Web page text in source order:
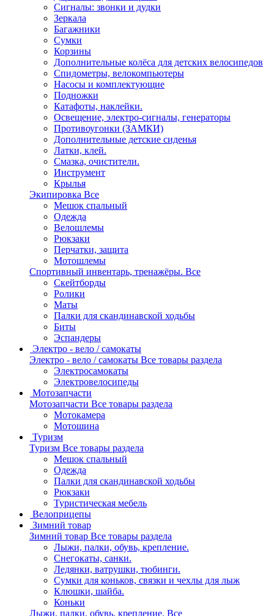
Сигналы: звонки и дудки
Зеркала
Багажники
Сумки
Корзины
Дополнительные колёса для детских велосипедов
Спидометры, велокомпьютеры
Насосы и комплектующие
Подножки
Катафоты, наклейки.
Освещение, электро-сигналы, генераторы
Противоугонки (ЗАМКИ)
Дополнительные детские сиденья
Латки, клей.
Смазка, очистители.
Инструмент
Крылья
Экипировка Все
Мешок спальный
Одежда
Велошлемы
Рюкзаки
Перчатки, защита
Мотошлемы
Спортивный инвентарь, тренажёры. Все
Скейтборды
Ролики
Маты
Палки для скандинавской ходьбы
Биты
Эспандеры
Электро - вело / самокаты
Электро - вело / самокаты Все товары раздела
Электросамокаты
Электровелосипеды
Мотозапчасти
Мотозапчасти Все товары раздела
Мотокамера
Мотошина
Туризм
Туризм Все товары раздела
Мешок спальный
Одежда
Палки для скандинавской ходьбы
Рюкзаки
Туристическая мебель
Велоприцепы
Зимний товар
Зимний товар Все товары раздела
Лыжи, палки, обувь, крепление.
Снегокаты, санки.
Ледянки, ватрушки, тюбинги.
Сумки для коньков, связки и чехлы для лыж
Клюшки, шайба.
Коньки
Лыжи, палки, обувь, крепление. Все